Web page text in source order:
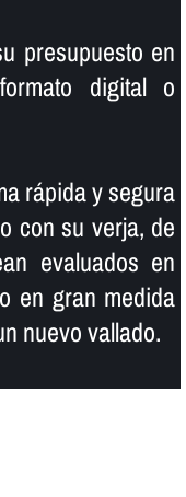
presupuesto en
digital o
rápida y segura
con su verja, de
evaluados en
en gran medida
nuevo vallado.